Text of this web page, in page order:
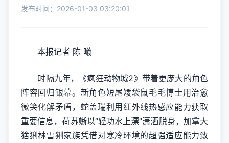
发布时间：2026-01-03 03:20:01
本报记者 陈 曦
时隔九年，《疯狂动物城2》带着更庞大的角色
阵容回归银幕。新角色短尾矮袋鼠毛毛博士用治愈
微笑化解矛盾，蛇盖瑞利用红外线热感应能力获取
重要信息，荷苏蜥以“轻功水上漂”潇洒脱身，加拿大
猞猁林雪猁家族凭借对寒冷环境的超强适应能力致